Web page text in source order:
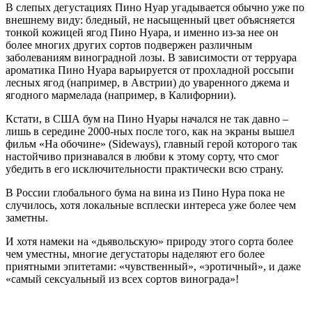
В слепых дегустациях Пино Нуар угадывается обычно уже по
внешнему виду: бледный, не насыщенный цвет объясняется
тонкой кожицей ягод Пино Нуара, и именно из-за нее он
более многих других сортов подвержен различным
заболеваниям виноградной лозы. В зависимости от терруара
ароматика Пино Нуара варьируется от прохладной россыпи
лесных ягод (например, в Австрии) до уваренного джема и
ягодного мармелада (например, в Калифорнии).
Кстати, в США бум на Пино Нуары начался не так давно –
лишь в середине 2000-ных после того, как на экраны вышел
фильм «На обочине» (Sideways), главный герой которого так
настойчиво признавался в любви к этому сорту, что смог
убедить в его исключительности практически всю страну.
В России глобального бума на вина из Пино Нура пока не
случилось, хотя локальные всплески интереса уже более чем
заметны.
И хотя намеки на «дьявольскую» природу этого сорта более
чем уместны, многие дегустаторы наделяют его более
приятными эпитетами: «чувственный», «эротичный», и даже
«самый сексуальный из всех сортов винограда»!